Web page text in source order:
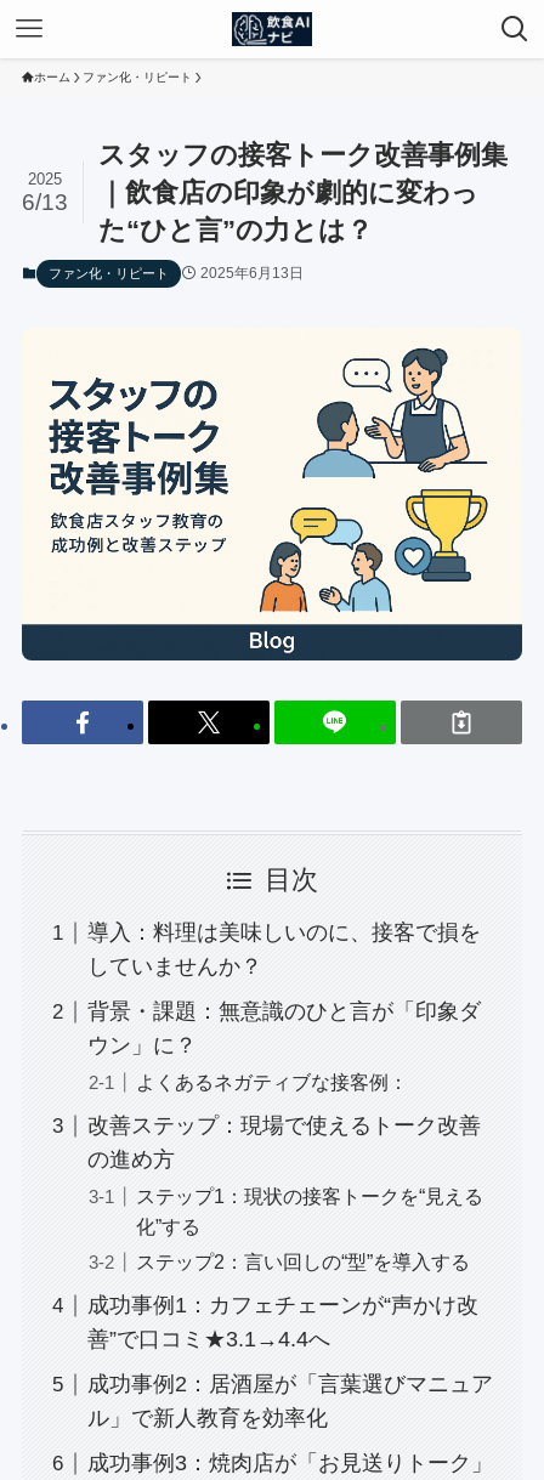
ホーム ファン化・リピート
スタッフの接客トーク改善事例集
｜飲食店の印象が劇的に変わっ
た“ひと言”の力とは？
2025
6/13
ファン化・リピート 2025年6月13日
目次
導入：料理は美味しいのに、接客で損を
していませんか？
背景・課題：無意識のひと言が「印象ダ
ウン」に？
よくあるネガティブな接客例：
改善ステップ：現場で使えるトーク改善
の進め方
ステップ1：現状の接客トークを“見える
化”する
ステップ2：言い回しの“型”を導入する
成功事例1：カフェチェーンが“声かけ改
善”で口コミ★3.1→4.4へ
成功事例2：居酒屋が「言葉選びマニュア
ル」で新人教育を効率化
成功事例3：焼肉店が「お見送りトーク」